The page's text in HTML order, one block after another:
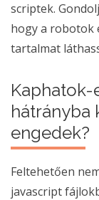
scriptek.
hogy a robotok
tartalmat
hátrányba
engedek?
Feltehetően
javascript